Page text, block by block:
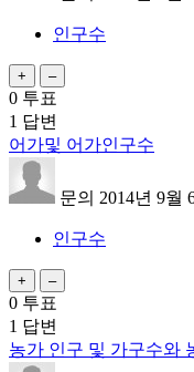
인구수
0 투표
1 답변
어가및 어가인구수
문의 2014년 9월
인구수
0 투표
1 답변
농가 인구 및 가구수와